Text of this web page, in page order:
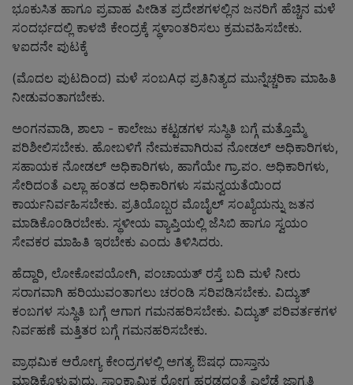
ಭೂಕುಸಿತ ಹಾಗೂ ಪ್ರವಾಹ ಪೀಡಿತ ಪ್ರದೇಶಗಳಲ್ಲಿನ ಜನರಿಗೆ ಹೆಚ್ಚಿನ ಮಳೆ
ಸಂದರ್ಭದಲ್ಲಿ ಕಾಳಜಿ ಕೇಂದ್ರಕ್ಕೆ ಸ್ಥಳಾಂತರಿಸಲು ಕ್ರಮವಹಿಸಬೇಕು.
೪ಐದನೇ ಪುಟಕ್ಕೆ
(ಮೊದಲ ಪುಟದಿಂದ) ಮಳೆ ಸಂಬAಧ ಪ್ರತಿನಿತ್ಯದ ಮುನ್ನೆಚ್ಚರಿಕಾ ಮಾಹಿತಿ
ನೀಡುವಂತಾಗಬೇಕು.
ಅಂಗನವಾಡಿ, ಶಾಲಾ - ಕಾಲೇಜು ಕಟ್ಟಡಗಳ ಸುಸ್ಥಿತಿ ಬಗ್ಗೆ ಮತ್ತೊಮ್ಮೆ
ಪರಿಶೀಲಿಸಬೇಕು. ಹೋಬಳಿಗೆ ನೇಮಕವಾಗಿರುವ ನೋಡಲ್ ಅಧಿಕಾರಿಗಳು,
ಸಹಾಯಕ ನೋಡಲ್ ಅಧಿಕಾರಿಗಳು, ಹಾಗೆಯೇ ಗ್ರಾ.ಪಂ. ಅಧಿಕಾರಿಗಳು,
ಸೇರಿದಂತೆ ಎಲ್ಲಾ ಹಂತದ ಅಧಿಕಾರಿಗಳು ಸಮನ್ವಯತೆಯಿಂದ
ಕಾರ್ಯನಿರ್ವಹಿಸಬೇಕು. ಪ್ರತಿಯೊಬ್ಬರ ಮೊಬೈಲ್ ಸಂಖ್ಯೆಯನ್ನು ಜತನ
ಮಾಡಿಕೊಂಡಿರಬೇಕು. ಸ್ಥಳೀಯ ವ್ಯಾಪ್ತಿಯಲ್ಲಿ ಜೆಸಿಬಿ ಹಾಗೂ ಸ್ವಯಂ
ಸೇವಕರ ಮಾಹಿತಿ ಇರಬೇಕು ಎಂದು ತಿಳಿಸಿದರು.
ಹೆದ್ದಾರಿ, ಲೋಕೋಪಯೋಗಿ, ಪಂಚಾಯತ್ ರಸ್ತೆ ಬದಿ ಮಳೆ ನೀರು
ಸರಾಗವಾಗಿ ಹರಿಯುವಂತಾಗಲು ಚರಂಡಿ ಸರಿಪಡಿಸಬೇಕು. ವಿದ್ಯುತ್
ಕಂಬಗಳ ಸುಸ್ಥಿತಿ ಬಗ್ಗೆ ಆಗಾಗ ಗಮನಹರಿಸಬೇಕು. ವಿದ್ಯುತ್ ಪರಿವರ್ತಕಗಳ
ನಿರ್ವಹಣೆ ಮತ್ತಿತರ ಬಗ್ಗೆ ಗಮನಹರಿಸಬೇಕು.
ಪ್ರಾಥಮಿಕ ಆರೋಗ್ಯ ಕೇಂದ್ರಗಳಲ್ಲಿ ಅಗತ್ಯ ಔಷಧ ದಾಸ್ತಾನು
ಮಾಡಿಕೊಳ್ಳುವುದು, ಸಾಂಕ್ರಾಮಿಕ ರೋಗ ಹರಡದಂತೆ ಎಲ್ಲೆಡೆ ಜಾಗೃತಿ